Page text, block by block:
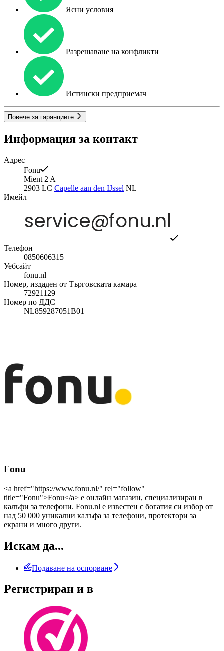
Ясни условия
Разрешаване на конфликти
Истински предприемач
Повече за гаранциите
Информация за контакт
Адрес
Fonu
Mient 2 A
2903 LC Capelle aan den IJssel NL
Имейл
Телефон
0850606315
Уебсайт
fonu.nl
Номер, издаден от Търговската камара
72921129
Номер по ДДС
NL859287051B01
Fonu
<a href="https://www.fonu.nl/" rel="follow"
title="Fonu">Fonu</a> е онлайн магазин, специализиран в
калъфи за телефони. Fonu.nl е известен с богатия си избор от
над 50 000 уникални калъфа за телефони, протектори за
екрани и много други.
Искам да...
Подаване на оспорване
Регистриран и в